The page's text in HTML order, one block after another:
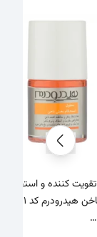
کننده و استحکام